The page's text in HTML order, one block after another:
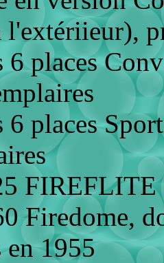
l'extériieur),
6 places
6 places
FIREFLITE
Firedome,
en 1955